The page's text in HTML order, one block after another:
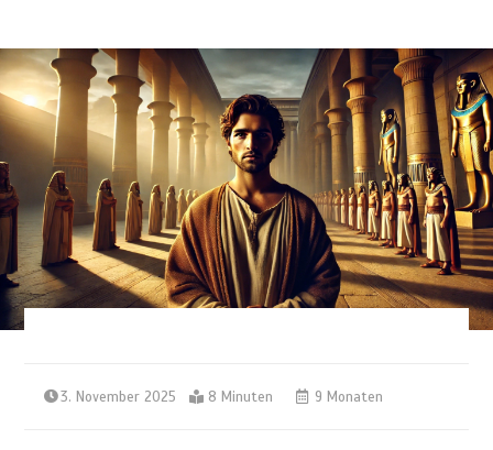
3. November 2025 8 Minuten 9 Monaten